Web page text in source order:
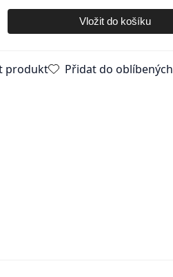
produkt Přidat do oblíbených